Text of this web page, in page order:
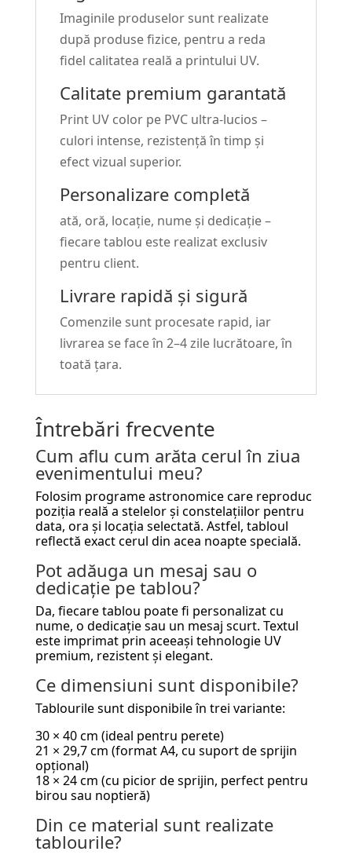
Imaginile produselor sunt realizate
după produse fizice, pentru a reda
fidel calitatea reală a printului UV.
Calitate premium garantată
Print UV color pe PVC ultra-lucios –
culori intense, rezistență în timp și
efect vizual superior.
Personalizare completă
ată, oră, locație, nume și dedicație –
fiecare tablou este realizat exclusiv
pentru client.
Livrare rapidă și sigură
Comenzile sunt procesate rapid, iar
livrarea se face în 2–4 zile lucrătoare, în
toată țara.
Întrebări frecvente
Cum aflu cum arăta cerul în ziua
evenimentului meu?
Folosim programe astronomice care reproduc
poziția reală a stelelor și constelațiilor pentru
data, ora și locația selectată. Astfel, tabloul
reflectă exact cerul din acea noapte specială.
Pot adăuga un mesaj sau o
dedicație pe tablou?
Da, fiecare tablou poate fi personalizat cu
nume, o dedicație sau un mesaj scurt. Textul
este imprimat prin aceeași tehnologie UV
premium, rezistent și elegant.
Ce dimensiuni sunt disponibile?
Tablourile sunt disponibile în trei variante:
30 × 40 cm (ideal pentru perete)
21 × 29,7 cm (format A4, cu suport de sprijin
opțional)
18 × 24 cm (cu picior de sprijin, perfect pentru
birou sau noptieră)
Din ce material sunt realizate
tablourile?